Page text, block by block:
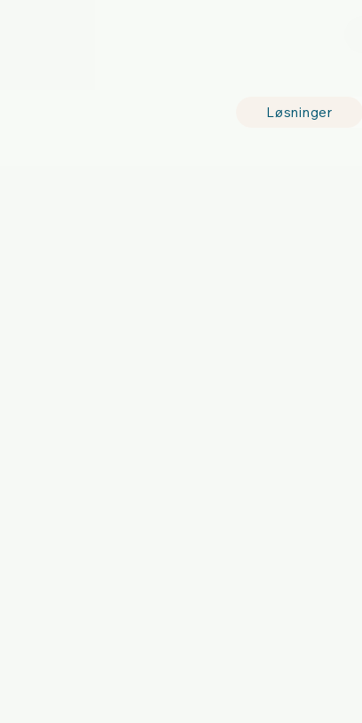
Løsninger